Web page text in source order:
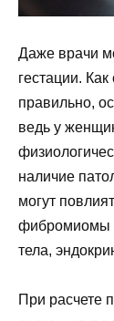
Даже врачи
гестации.
правильно,
ведь у
наличие
могут
фибромиомы
тела,
При расчете